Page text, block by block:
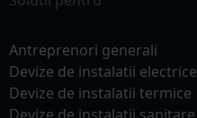
Antreprenori generali
Devize de instalatii electrice
Devize de instalatii termice